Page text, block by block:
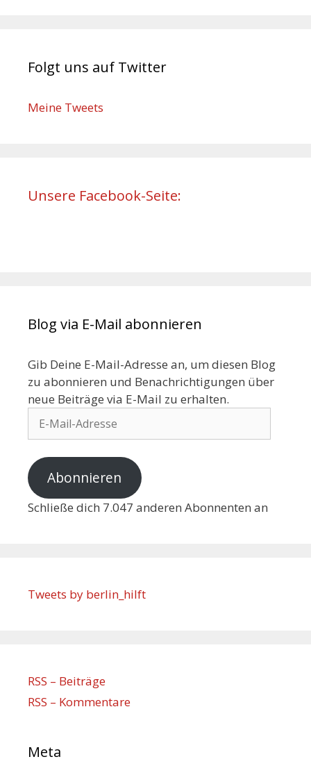
Folgt uns auf Twitter
Meine Tweets
Unsere Facebook-Seite:
Blog via E-Mail abonnieren
Gib Deine E-Mail-Adresse an, um diesen Blog
zu abonnieren und Benachrichtigungen über
neue Beiträge via E-Mail zu erhalten.
Abonnieren
Schließe dich 7.047 anderen Abonnenten an
Tweets by berlin_hilft
RSS – Beiträge
RSS – Kommentare
Meta